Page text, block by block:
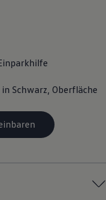
Schwarz, Oberfläche